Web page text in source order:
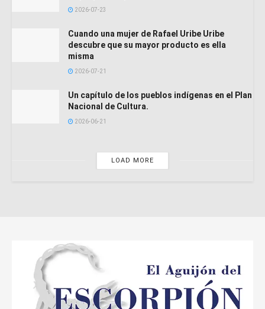
2026-07-23
Cuando una mujer de Rafael Uribe Uribe
descubre que su mayor producto es ella
misma
2026-07-21
Un capítulo de los pueblos indígenas en el Plan
Nacional de Cultura.
2026-06-21
LOAD MORE